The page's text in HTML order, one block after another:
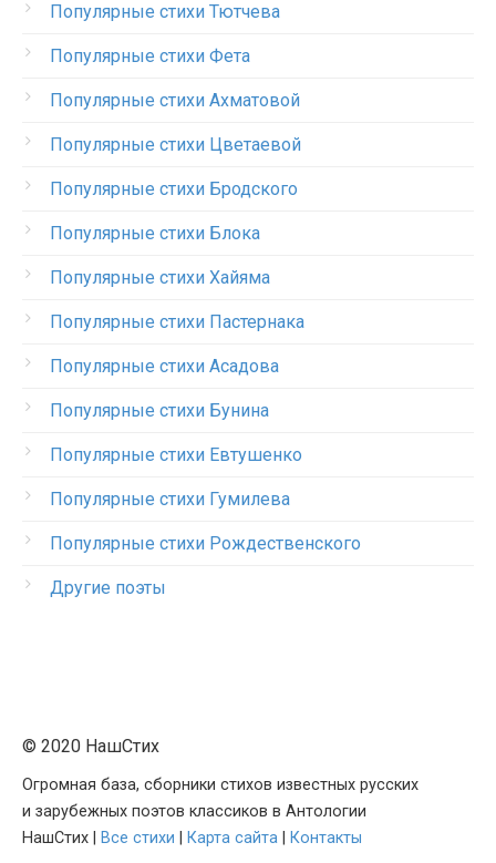
Популярные стихи Тютчева
Популярные стихи Фета
Популярные стихи Ахматовой
Популярные стихи Цветаевой
Популярные стихи Бродского
Популярные стихи Блока
Популярные стихи Хайяма
Популярные стихи Пастернака
Популярные стихи Асадова
Популярные стихи Бунина
Популярные стихи Евтушенко
Популярные стихи Гумилева
Популярные стихи Рождественского
Другие поэты
© 2020 НашСтих
Огромная база, сборники стихов известных русских
и зарубежных поэтов классиков в Антологии
НашСтих |
Все стихи Карта сайта Контакты